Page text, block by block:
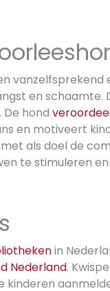
en schaamte.
hond
en motiveert
als doel de
te stimuleren
in
Nederland.
kinderen